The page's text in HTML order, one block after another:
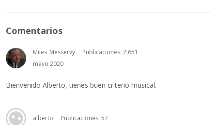
Comentarios
Miles_Messervy
Publicaciones: 2,651
mayo 2020
Bienvenido Alberto, tienes buen criterio musical.
alberto
Publicaciones: 57